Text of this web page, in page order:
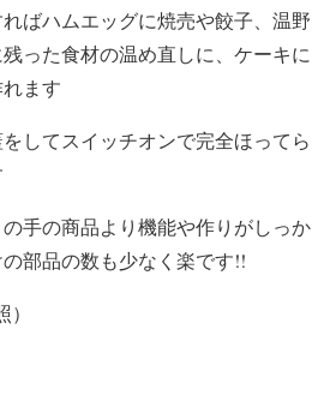
ばハムエッグに焼売や餃子、温野
った食材の温め直しに、ケーキに
ます
してスイッチオンで完全ほってら
手の商品より機能や作りがしっか
部品の数も少なく楽です!!